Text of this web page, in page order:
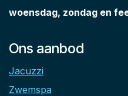
woensdag, zondag en
Ons aanbod
Jacuzzi
Zwemspa